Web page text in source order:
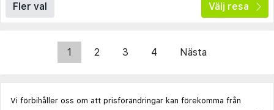
Fler val Välj resa
1 2 3 4 Nästa
Vi förbihåller oss om att prisförändringar kan förekomma från